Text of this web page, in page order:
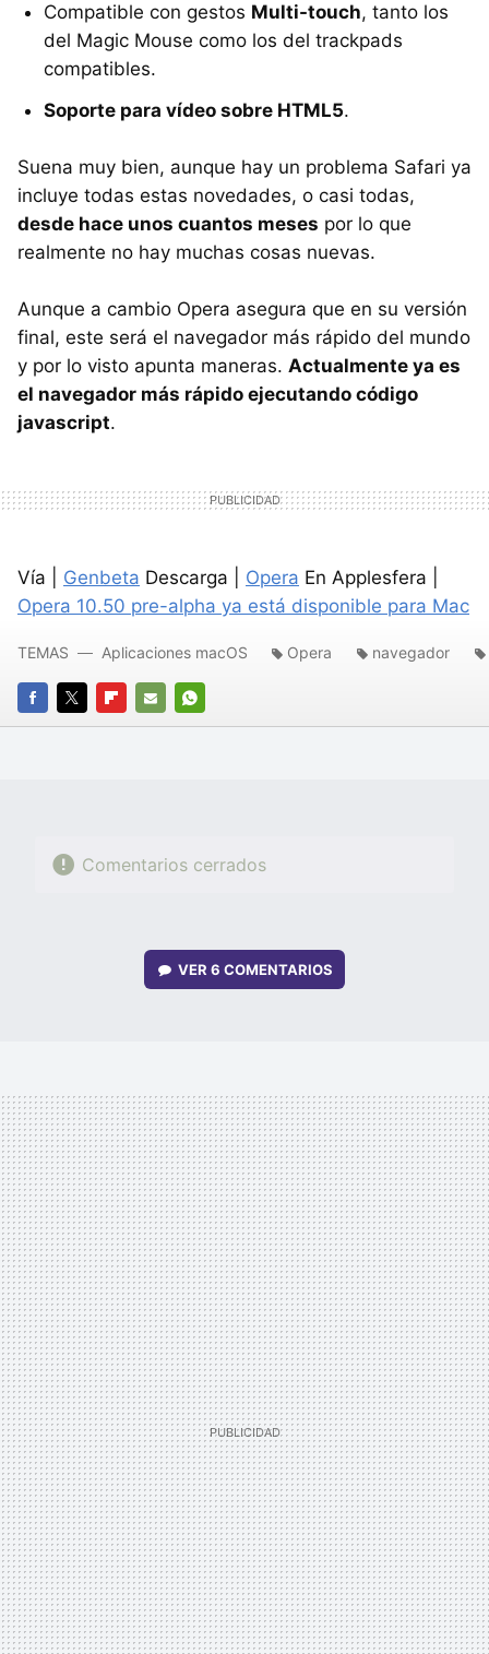
Compatible con gestos Multi-touch, tanto los
del Magic Mouse como los del trackpads
compatibles.
Soporte para vídeo sobre HTML5.
Suena muy bien, aunque hay un problema Safari ya
incluye todas estas novedades, o casi todas,
desde hace unos cuantos meses por lo que
realmente no hay muchas cosas nuevas.
Aunque a cambio Opera asegura que en su versión
final, este será el navegador más rápido del mundo
y por lo visto apunta maneras. Actualmente ya es
el navegador más rápido ejecutando código
javascript.
Vía | Genbeta Descarga | Opera En Applesfera |
Opera 10.50 pre-alpha ya está disponible para Mac
FACEBOOK
TWITTERFLIPBOARD
E-
WHATSAPP
TEMAS Aplicaciones macOS Opera navegador
Comentarios cerrados
VER 6 COMENTARIOS